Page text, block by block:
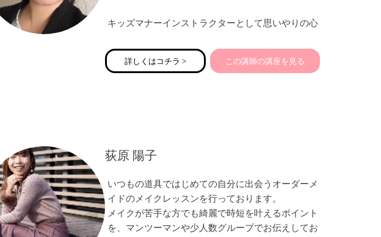
キッズマナーインストラクターとして思いやりの心
（ママ向け・親子向け）、公共の場でのマナー、友
だちと仲良くできるマナー・新一年生向けの準備講
ております。
思いやりに溢れた講座を開催しております♡
詳しくはコチラ > この講師の講座を見る
荻原 陽子
いつもの道具ではじめての自分に出会うオーダーメ
イドのメイクレッスンを行っております。
メイクが苦手な方でも綺麗で時短を叶えるポイント
を、マンツーマンや少人数グループでお伝えしてお